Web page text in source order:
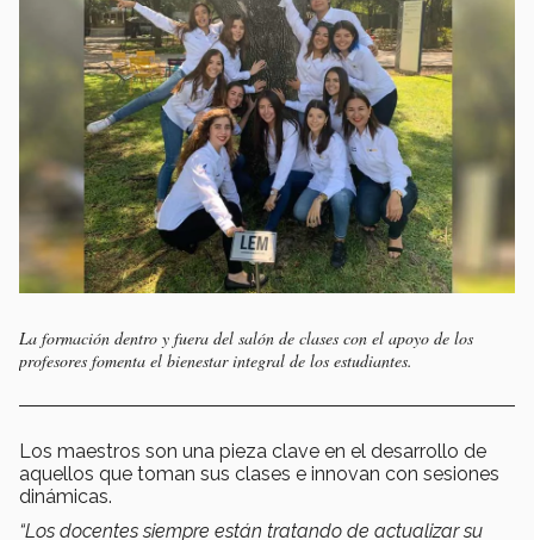
La formación dentro y fuera del salón de clases con el apoyo de los
profesores fomenta el bienestar integral de los estudiantes.
Los maestros son una pieza clave en el desarrollo de
aquellos que toman sus clases e innovan con sesiones
dinámicas.
“Los docentes siempre están tratando de actualizar su